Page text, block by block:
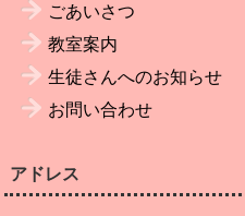
ごあいさつ
教室案内
生徒さんへのお知らせ
お問い合わせ
アドレス